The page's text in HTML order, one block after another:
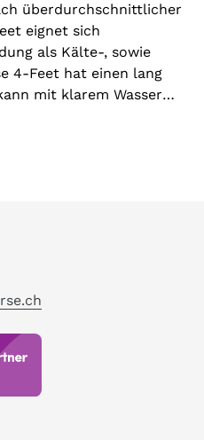
überdurchschnittlicher
eignet sich
als Kälte-, sowie
4-Feet hat einen lang
mit klarem Wasser
Augen, Schleimhäute
ausschliesslich zur
gleichmässig